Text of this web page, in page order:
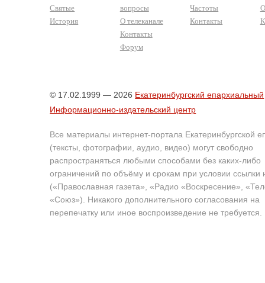
Святые
История
вопросы
О телеканале
Контакты
Форум
Частоты
Контакты
© 17.02.1999 — 2026 Екатеринбургский епархиальный
Информационно-издательский центр
Все материалы интернет-портала Екатеринбургской
(тексты, фотографии, аудио, видео) могут свободно
распространяться любыми способами без каких-либо
ограничений по объёму и срокам при условии ссылки
(«Православная газета», «Радио «Воскресение»,
«Союз»). Никакого дополнительного согласования на
перепечатку или иное воспроизведение не требуется.